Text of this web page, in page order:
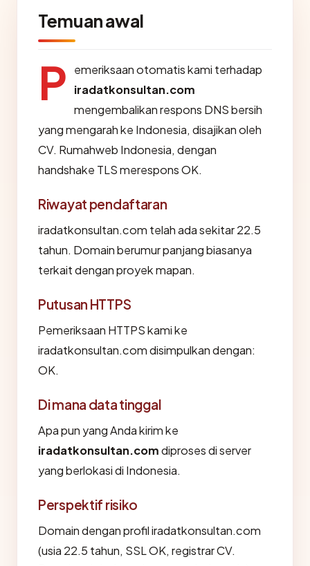
Temuan awal
P
emeriksaan otomatis kami terhadap
iradatkonsultan.com
mengembalikan respons DNS bersih
yang mengarah ke Indonesia, disajikan oleh
CV. Rumahweb Indonesia, dengan
handshake TLS merespons OK.
Riwayat pendaftaran
iradatkonsultan.com telah ada sekitar 22.5
tahun. Domain berumur panjang biasanya
terkait dengan proyek mapan.
Putusan HTTPS
Pemeriksaan HTTPS kami ke
iradatkonsultan.com disimpulkan dengan:
OK.
Di mana data tinggal
Apa pun yang Anda kirim ke
iradatkonsultan.comdiproses di server
yang berlokasi di Indonesia.
Perspektif risiko
Domain dengan profil iradatkonsultan.com
(usia 22.5 tahun, SSL OK, registrar CV.